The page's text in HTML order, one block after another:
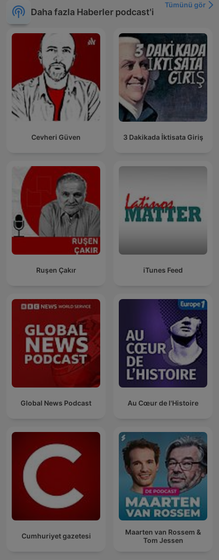
Daha fazla Haberler podcast'i
Tümünü gör
Cevheri Güven 3 Dakikada İktisata Giriş
Ruşen Çakır iTunes Feed
Global News Podcast Au Cœur de l'Histoire
Cumhuriyet gazetesi
Maarten van Rossem &
Tom Jessen